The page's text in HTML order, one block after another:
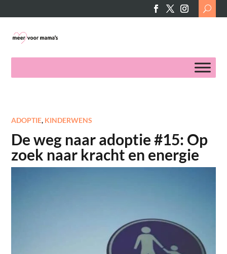
Search
for:
ADOPTIE, KINDERWENS
De weg naar adoptie #15: Op
zoek naar kracht en energie